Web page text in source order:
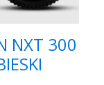
NXT 300